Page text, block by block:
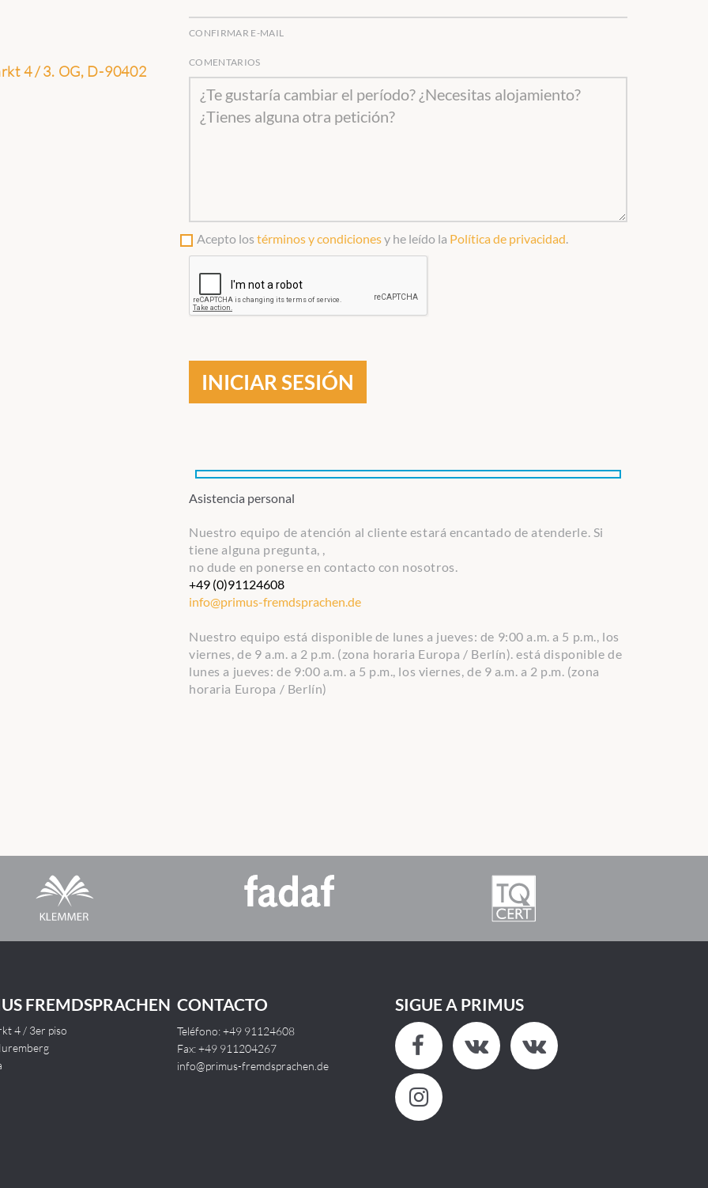
4 / 3. OG, D-90402
CONFIRMAR E-MAIL
COMENTARIOS
Acepto los términos y condicionesy he leído la Política de privacidad.
INICIAR SESIÓN
Asistencia personal
Nuestro equipo de atención al cliente estará encantado de atenderle. Si
tiene alguna pregunta, ,
no dude en ponerse en contacto con nosotros.
+49 (0)91124608
info@primus-fremdsprachen.de
Nuestro equipo está disponible de lunes a jueves: de 9:00 a.m. a 5 p.m., los
viernes, de 9 a.m. a 2 p.m. (zona horaria Europa / Berlín). está disponible de
lunes a jueves: de 9:00 a.m. a 5 p.m., los viernes, de 9 a.m. a 2 p.m. (zona
horaria Europa / Berlín)
FREMDSPRACHEN
4 / 3er piso
CONTACTO
Teléfono: +49 91124608
Fax: +49 911204267
info@primus-fremdsprachen.de
SIGUE A PRIMUS